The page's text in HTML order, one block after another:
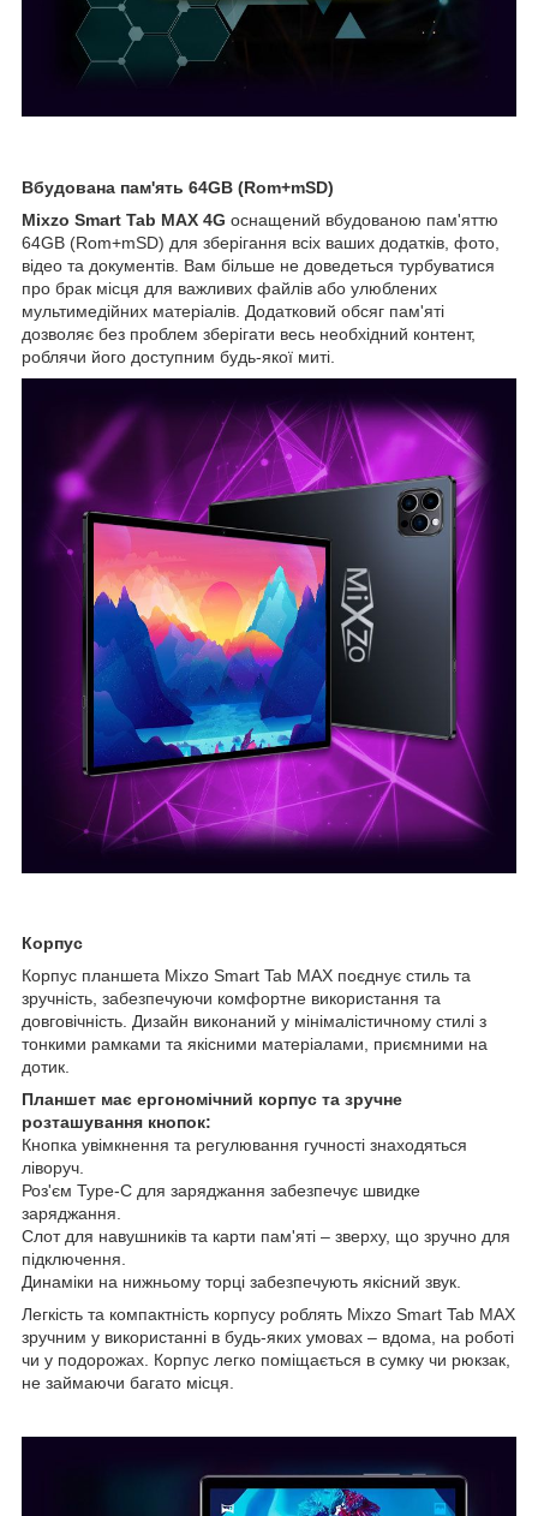
Вбудована пам'ять 64GB (Rom+mSD)
Mixzo Smart Tab MAX 4G оснащений вбудованою пам'яттю
64GB (Rom+mSD) для зберігання всіх ваших додатків, фото,
відео та документів. Вам більше не доведеться турбуватися
про брак місця для важливих файлів або улюблених
мультимедійних матеріалів. Додатковий обсяг пам'яті
дозволяє без проблем зберігати весь необхідний контент,
роблячи його доступним будь-якої миті.
Корпус
Корпус планшета Mixzo Smart Tab MAX поєднує стиль та
зручність, забезпечуючи комфортне використання та
довговічність. Дизайн виконаний у мінімалістичному стилі з
тонкими рамками та якісними матеріалами, приємними на
дотик.
Планшет має ергономічний корпус та зручне
розташування кнопок:
Кнопка увімкнення та регулювання гучності знаходяться
ліворуч.
Роз'єм Type-C для заряджання забезпечує швидке
заряджання.
Слот для навушників та карти пам'яті – зверху, що зручно для
підключення.
Динаміки на нижньому торці забезпечують якісний звук.
Легкість та компактність корпусу роблять Mixzo Smart Tab MAX
зручним у використанні в будь-яких умовах – вдома, на роботі
чи у подорожах. Корпус легко поміщається в сумку чи рюкзак,
не займаючи багато місця.